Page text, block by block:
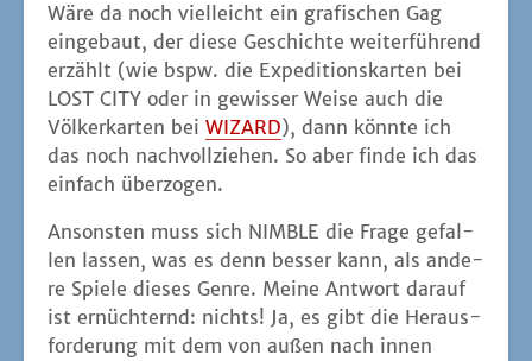
Wäre da noch viel­leicht ein gra­fi­schen Gag
ein­ge­baut, der die­se Geschich­te wei­ter­füh­rend
erzählt (wie bspw. die Expe­di­ti­ons­kar­ten bei
LOST CITY oder in gewis­ser Wei­se auch die
Völ­ker­kar­ten bei WIZARD), dann könn­te ich
das noch nach­voll­zie­hen. So aber fin­de ich das
ein­fach überzogen.
Ansons­ten muss sich NIMBLE die Fra­ge gefal­
len las­sen, was es denn bes­ser kann, als ande­
re Spie­le die­ses Gen­re. Mei­ne Ant­wort dar­auf
ist ernüch­ternd: nichts! Ja, es gibt die Her­aus­
for­de­rung mit dem von außen nach innen